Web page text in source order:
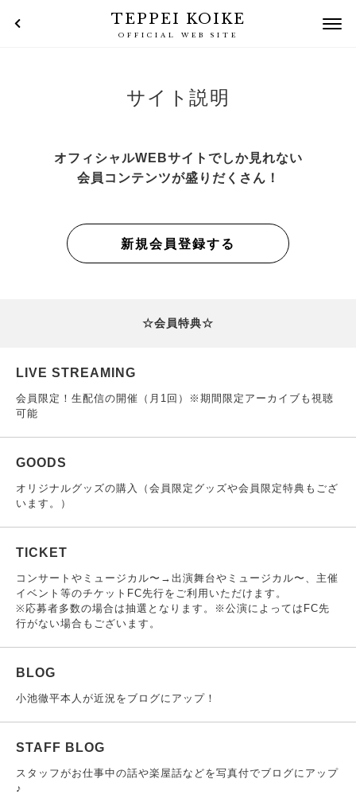
TEPPEI KOIKE
OFFICIAL WEB SITE
サイト説明
オフィシャルWEBサイトでしか見れない
会員コンテンツが盛りだくさん！
新規会員登録する
☆会員特典☆
LIVE STREAMING
会員限定！生配信の開催（月1回）※期間限定アーカイブも視聴
可能
GOODS
オリジナルグッズの購入（会員限定グッズや会員限定特典もござ
います。）
TICKET
コンサートやミュージカル〜→出演舞台やミュージカル〜、主催
イベント等のチケットFC先行をご利用いただけます。
※応募者多数の場合は抽選となります。※公演によってはFC先
行がない場合もございます。
BLOG
小池徹平本人が近況をブログにアップ！
STAFF BLOG
スタッフがお仕事中の話や楽屋話などを写真付でブログにアップ
♪